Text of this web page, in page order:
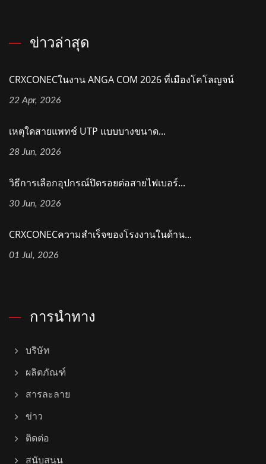
ข่าวล่าสุด
CRXCONECในงาน ANGA COM 2026 ที่เมืองโคโลญจน์
22 Apr, 2026
เหตุใดสายแพทช์ UTP แบบบางขนาด...
28 Jun, 2026
วิธีการเลือกอุปกรณ์ปิดรอยต่อสายไฟเบอร์...
30 Jun, 2026
CRXCONECความสำเร็จของโรงงานในด้าน...
01 Jul, 2026
การนำทาง
บริษัท
ผลิตภัณฑ์
สารละลาย
ข่าว
ติดต่อ
สนับสนุน